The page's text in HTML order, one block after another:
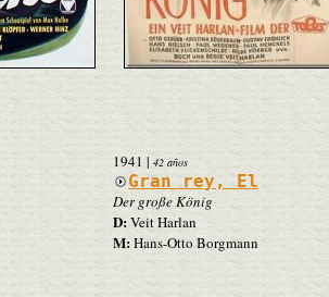
1941 | 42 años
Gran rey, El
Der große König
D:Veit Harlan
M:Hans-Otto Borgmann